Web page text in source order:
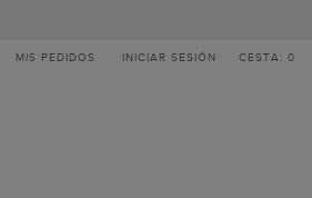
MIS PEDIDOS INICIAR SESIÓN CESTA: 0